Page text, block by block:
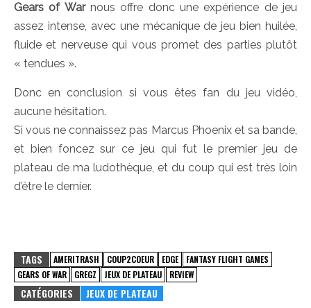
Gears of Warnous offre donc une expérience de jeu
assez intense, avec une mécanique de jeu bien huilée,
fluide et nerveuse qui vous promet des parties plutôt
« tendues ».
Donc en conclusion si vous êtes fan du jeu vidéo,
aucune hésitation.
Si vous ne connaissez pas Marcus Phoenix et sa bande,
et bien foncez sur ce jeu qui fut le premier jeu de
plateau de ma ludothèque, et du coup qui est très loin
d’être le dernier.
TAGS AMERITRASH COUP2COEUR EDGE
FANTASY FLIGHT GAMES
GEARS OF WAR
GREGZ JEUX DE PLATEAU REVIEW
CATÉGORIES JEUX DE PLATEAU